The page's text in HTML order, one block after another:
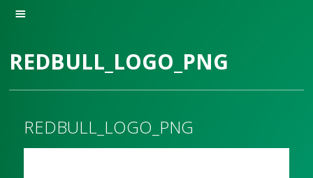
REDBULL_LOGO_PNG
REDBULL_LOGO_PNG